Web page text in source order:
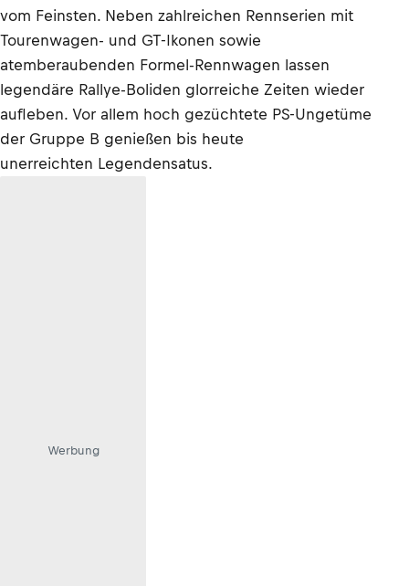
vom Feinsten. Neben zahlreichen Rennserien mit
Tourenwagen- und GT-Ikonen sowie
atemberaubenden Formel-Rennwagen lassen
legendäre Rallye-Boliden glorreiche Zeiten wieder
aufleben. Vor allem hoch gezüchtete PS-Ungetüme
der Gruppe B genießen bis heute
unerreichten Legendensatus.
Werbung